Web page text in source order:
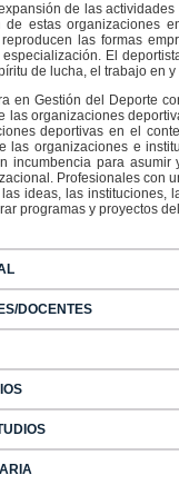
de las
de estas organizaciones
las formas
El
de lucha, el trabajo en
en Gestión del Deporte
las organizaciones
deportivas en el
las organizaciones e
incumbencia para
Profesionales con
las ideas, las instituciones,
programas y proyectos
DOCENTES